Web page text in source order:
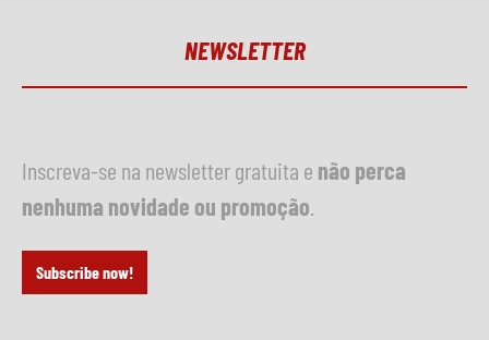
NEWSLETTER
Inscreva-se na newsletter gratuita e não perca
nenhuma novidade ou promoção
Subscribe now!